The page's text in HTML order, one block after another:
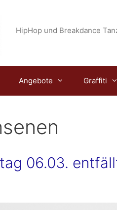
HipHop und Breakdance
Angebote Graffiti
06.03.